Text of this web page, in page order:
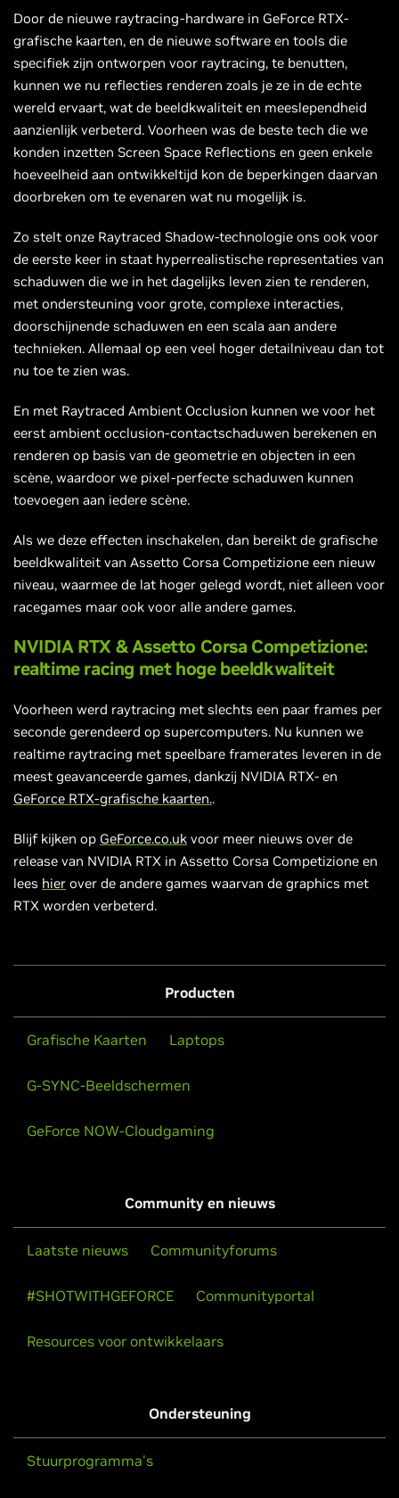
Door de nieuwe raytracing-hardware in GeForce RTX-
grafische kaarten, en de nieuwe software en tools die
specifiek zijn ontworpen voor raytracing, te benutten,
kunnen we nu reflecties renderen zoals je ze in de echte
wereld ervaart, wat de beeldkwaliteit en meeslependheid
aanzienlijk verbeterd. Voorheen was de beste tech die we
konden inzetten Screen Space Reflections en geen enkele
hoeveelheid aan ontwikkeltijd kon de beperkingen daarvan
doorbreken om te evenaren wat nu mogelijk is.
Zo stelt onze Raytraced Shadow-technologie ons ook voor
de eerste keer in staat hyperrealistische representaties van
schaduwen die we in het dagelijks leven zien te renderen,
met ondersteuning voor grote, complexe interacties,
doorschijnende schaduwen en een scala aan andere
technieken. Allemaal op een veel hoger detailniveau dan tot
nu toe te zien was.
En met Raytraced Ambient Occlusion kunnen we voor het
eerst ambient occlusion-contactschaduwen berekenen en
renderen op basis van de geometrie en objecten in een
scène, waardoor we pixel-perfecte schaduwen kunnen
toevoegen aan iedere scène.
Als we deze effecten inschakelen, dan bereikt de grafische
beeldkwaliteit van Assetto Corsa Competizione een nieuw
niveau, waarmee de lat hoger gelegd wordt, niet alleen voor
racegames maar ook voor alle andere games.
NVIDIA RTX & Assetto Corsa Competizione:
realtime racing met hoge beeldkwaliteit
Voorheen werd raytracing met slechts een paar frames per
seconde gerendeerd op supercomputers. Nu kunnen we
realtime raytracing met speelbare framerates leveren in de
meest geavanceerde games, dankzij NVIDIA RTX- en
GeForce RTX-grafische kaarten..
Blijf kijken op GeForce.co.uk voor meer nieuws over de
release van NVIDIA RTX in Assetto Corsa Competizione en
lees hier over de andere games waarvan de graphics met
RTX worden verbeterd.
Producten
Grafische Kaarten Laptops
G-SYNC-Beeldschermen
GeForce NOW-Cloudgaming
Community en nieuws
Laatste nieuws Communityforums
#SHOTWITHGEFORCE Communityportal
Resources voor ontwikkelaars
Ondersteuning
Stuurprogramma's